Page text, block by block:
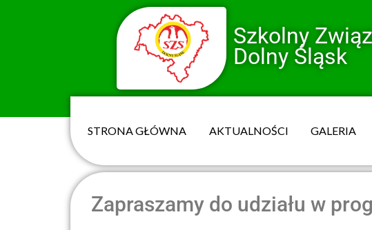
Szkolny
Dolny Śląsk
STRONA GŁÓWNA AKTUALNOŚCI GALERIA
Zapraszamy do udziału w